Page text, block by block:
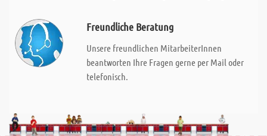
Freundliche Beratung
Unsere freundlichen MitarbeiterInnen
beantworten Ihre Fragen gerne per Mail oder
telefonisch.